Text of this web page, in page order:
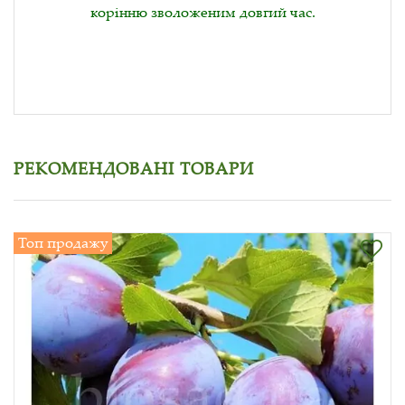
корінню зволоженим довгий час.
РЕКОМЕНДОВАНІ ТОВАРИ
Топ продажу